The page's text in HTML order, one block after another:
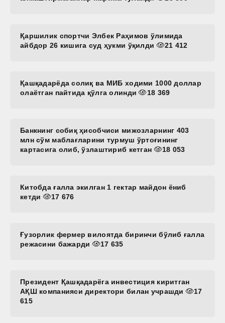
Қаршилик спортчи Элбек Раҳимов ўлимида
айбдор 26 кишига суд ҳукми ўқилди
21 412
Қашқадарёда солиқ ва МИБ ходими 1000 доллар
олаётган пайтида қўлга олинди
18 369
Банкнинг собиқ ҳисобчиси мижозларнинг 403
млн сўм маблағларини турмуш ўртоғининг
картасига олиб, ўзлаштириб кетган
18 053
Китобда ғалла экилган 1 гектар майдон ёниб
кетди
17 676
Ғузорлик фермер вилоятда биринчи бўлиб ғалла
режасини бажарди
17 635
Президент Қашқадарёга инвестиция киритган
АҚШ компанияси директори билан учрашди
17
615